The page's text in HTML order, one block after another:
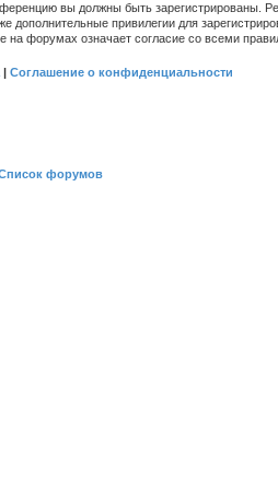
вы должны быть зарегистрированы.
дополнительные привилегии для
на форумах означает согласие со всеми
| Соглашение о конфиденциальности
форумов